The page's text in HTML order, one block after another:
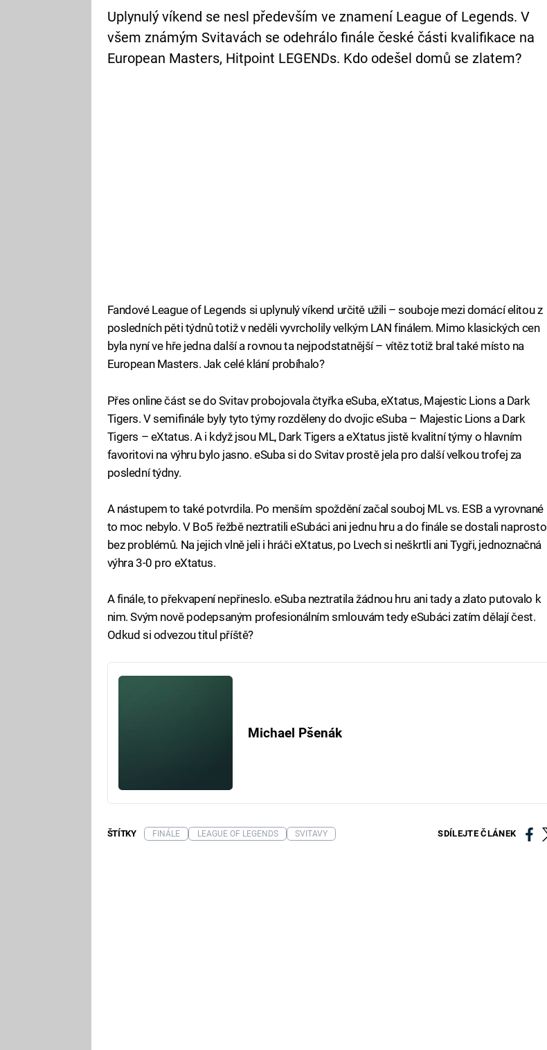
Uplynulý víkend se nesl především ve znamení League of Legends. V
všem známým Svitavách se odehrálo finále české části kvalifikace na
European Masters, Hitpoint LEGENDs. Kdo odešel domů se zlatem?
Fandové League of Legends si uplynulý víkend určitě užili – souboje mezi domácí elitou z
posledních pěti týdnů totiž v neděli vyvrcholily velkým LAN finálem. Mimo klasických cen
byla nyní ve hře jedna další a rovnou ta nejpodstatnější – vítěz totiž bral také místo na
European Masters. Jak celé klání probíhalo?
Přes online část se do Svitav probojovala čtyřka eSuba, eXtatus, Majestic Lions a Dark
Tigers. V semifinále byly tyto týmy rozděleny do dvojic eSuba – Majestic Lions a Dark
Tigers – eXtatus. A i když jsou ML, Dark Tigers a eXtatus jistě kvalitní týmy o hlavním
favoritovi na výhru bylo jasno. eSuba si do Svitav prostě jela pro další velkou trofej za
poslední týdny.
A nástupem to také potvrdila. Po menším spoždění začal souboj ML vs. ESB a vyrovnané
to moc nebylo. V Bo5 řežbě neztratili eSubáci ani jednu hru a do finále se dostali naprosto
bez problémů. Na jejich vlně jeli i hráči eXtatus, po Lvech si neškrtli ani Tygři, jednoznačná
výhra 3-0 pro eXtatus.
A finále, to překvapení nepřineslo. eSuba neztratila žádnou hru ani tady a zlato putovalo k
nim. Svým nově podepsaným profesionálním smlouvám tedy eSubáci zatím dělají čest.
Odkud si odvezou titul příště?
Michael Pšenák
SDÍLEJTE ČLÁNEK
ŠTÍTKY FINÁLE LEAGUE OF LEGENDS SVITAVY